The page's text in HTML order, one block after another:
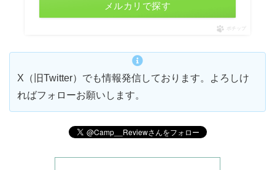
メルカリで探す
ポチップ
X（旧Twitter）でも情報発信しております。よろしけ
ればフォローお願いします。